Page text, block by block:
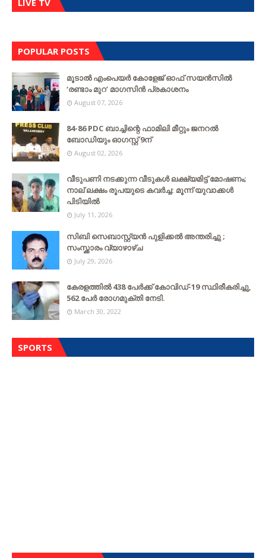
LIVE TV
POPULAR POSTS
മൂടാൽ എംപെയർ കോളേജ് ഓഫ് സയൻസിൽ
‘രണ്ടാം മുറ’ മാഗസിൻ പ്രകാശനം
August 07, 2026
84-86 PDC ബാച്ചിന്റെ ഫാമിലി മീറ്റും ജനറൽ
ബോഡിയും ഓഗസ്റ്റ് 9ന്
August 02, 2026
വീടുപണി നടക്കുന്ന വീടുകൾ ലക്ഷ്യമിട്ട് മോഷണം;
നാല് ലക്ഷം രൂപയുടെ കവർച്ച: മൂന്ന് യുവാക്കൾ
പിടിയിൽ
July 11, 2026
സിബി സെബാസ്റ്റ്യന്‍ പുളിക്കല്‍ അന്തരിച്ചു ;
സംസ്ക്കാരം വ്യാഴാഴ്ച
July 29, 2026
കേരളത്തില്‍ 438 പേര്‍ക്ക് കോവിഡ്-19 സ്ഥിരീകരിച്ചു,
562 പേര്‍ രോഗമുക്തി നേടി.
March 30, 2022
SPORTS